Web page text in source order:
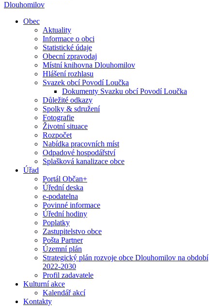
Dlouhomilov
Obec
Aktuality
Informace o obci
Statistické údaje
Obecní zpravodaj
Místní knihovna Dlouhomilov
Hlášení rozhlasu
Svazek obcí Povodí Loučka
Dokumenty Svazku obcí Povodí Loučka
Důležité odkazy
Spolky & sdružení
Fotografie
Životní situace
Rozpočet
Nabídka pracovních míst
Odpadové hospodářství
Splašková kanalizace obce
Úřad
Portál Občan+
Úřední deska
e-podatelna
Povinné informace
Úřední hodiny
Poplatky
Zastupitelstvo obce
Pošta Partner
Územní plán
Strategický plán rozvoje obce Dlouhomilov na období
2022-2030
Profil zadavatele
Kulturní akce
Kalendář akcí
Kontakty